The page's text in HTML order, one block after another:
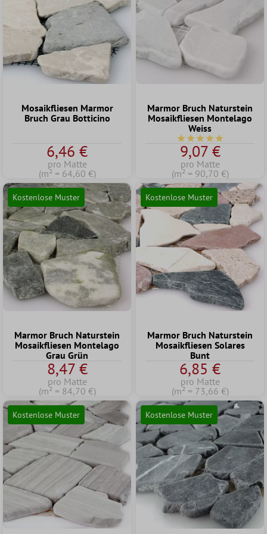
Mosaikfliesen Marmor
Bruch Grau Botticino
6,46 €
pro Matte
(m² = 64,60 €)
Marmor Bruch Naturstein
Mosaikfliesen Montelago
Weiss
Durchschnittliche
9,07 €
pro Matte
(m² = 90,70 €)
Kostenlose Muster
Marmor Bruch Naturstein
Mosaikfliesen Montelago
Grau Grün
8,47 €
pro Matte
(m² = 84,70 €)
Kostenlose Muster
Marmor Bruch Naturstein
Mosaikfliesen Solares
Bunt
6,85 €
pro Matte
(m² = 73,66 €)
Kostenlose Muster Kostenlose Muster